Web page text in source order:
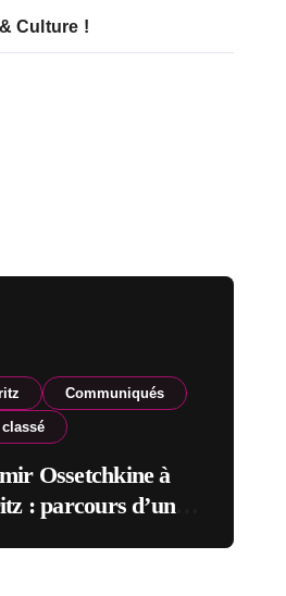
Culture !
Communiqués
classé
Ossetchkine à
: parcours d’un